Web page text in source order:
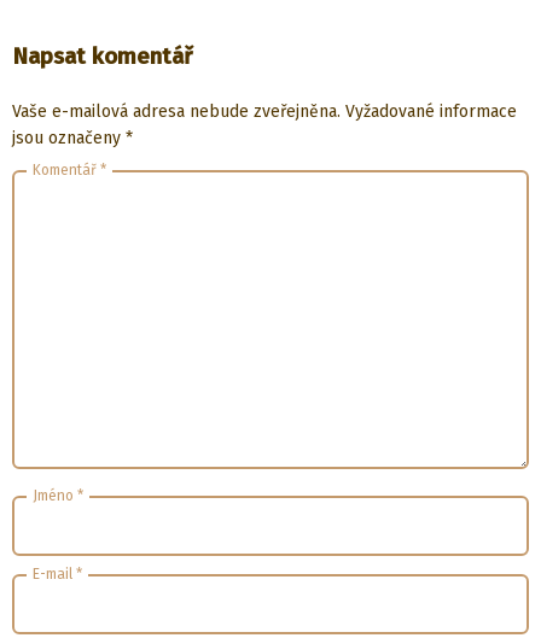
Napsat komentář
Vaše e-mailová adresa nebude zveřejněna. Vyžadované informace
jsou označeny *
Komentář *
Jméno *
E-mail *